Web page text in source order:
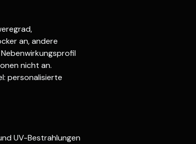
an, andere
nicht an.
personalisierte
UV-Bestrahlungen